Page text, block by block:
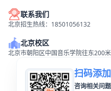
联系我们
北京招生热线：18501056132
北京校区
北京市朝阳区中国音乐学院往东200
扫码添
咨询相关问题